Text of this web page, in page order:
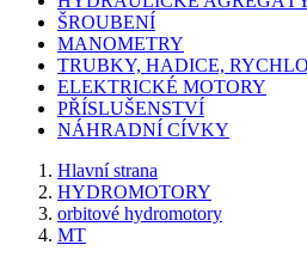
ŠROUBENÍ
MANOMETRY
TRUBKY, HADICE,
ELEKTRICKÉ MOTORY
PŘÍSLUŠENSTVÍ
NÁHRADNÍ CÍVKY
Hlavní strana
HYDROMOTORY
orbitové hydromotory
MT